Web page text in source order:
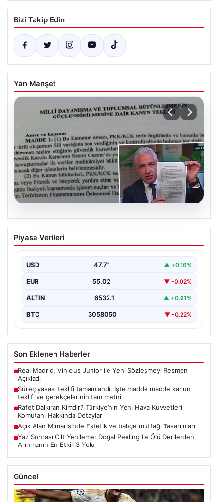
Bizi Takip Edin
Yan Manşet
05.08.2026
Süreç yasası teklifi tamamlandı. İşte
madde madde kanun teklifi ve
Piyasa Verileri
USD 47.71 ▲ +0.16%
EUR 55.02 ▼ -0.02%
ALTIN 6532.1 ▲ +0.61%
BTC 3058050 ▼ -0.22%
Son Eklenen Haberler
■Real Madrid, Vinicius Junior ile Yeni Sözleşmeyi Resmen
Açıkladı
■Süreç yasası teklifi tamamlandı. İşte madde madde kanun
teklifi ve gerekçelerinin tam metni
■Rafet Dalkıran Kimdir? Türkiye’nin Yeni Hava Kuvvetleri
Komutanı Hakkında Detaylar
■Açık Alan Mimarisinde Estetik ve bahçe mutfağı Tasarımları
■Yaz Sonrası Cilt Yenileme: Doğal Peeling Ile Ölü Derilerden
Arınmanın En Etkili 3 Yolu
Güncel